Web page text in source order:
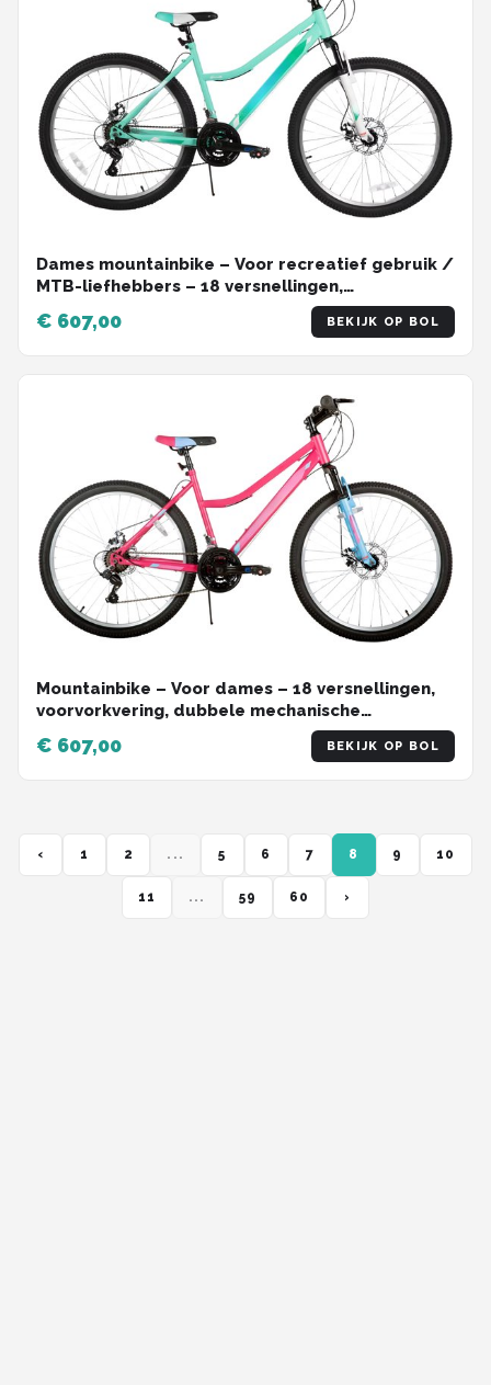
Dames mountainbike – Voor recreatief gebruik /
MTB-liefhebbers – 18 versnellingen,
voorvorkvering, dubbele mechanische
schijfremmen – Aluminium, groen, 66 cm
€ 607,00 BEKIJK OP BOL
Mountainbike – Voor dames – 18 versnellingen,
voorvorkvering, dubbele mechanische
schijfremmen – 66 cm wielen, roze, aluminium
frame
€ 607,00 BEKIJK OP BOL
‹ 1 2 ... 5 6 7 8 9 10
11 ... 59 60 ›